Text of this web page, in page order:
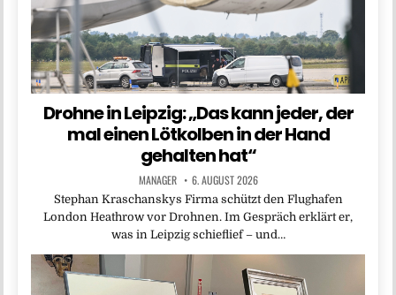
Drohne in Leipzig: „Das kann jeder, der
mal einen Lötkolben in der Hand
gehalten hat“
MANAGER 6. AUGUST 2026
Stephan Kraschanskys Firma schützt den Flughafen
London Heathrow vor Drohnen. Im Gespräch erklärt er,
was in Leipzig schieflief – und…